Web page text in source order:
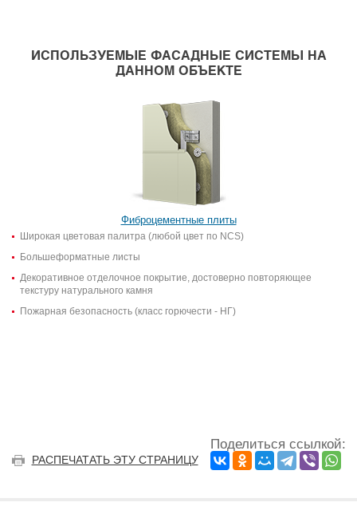
ИСПОЛЬЗУЕМЫЕ ФАСАДНЫЕ СИСТЕМЫ НА
ДАННОМ ОБЪЕКТЕ
Фиброцементные плиты
Широкая цветовая палитра (любой цвет по NCS)
Большеформатные листы
Декоративное отделочное покрытие, достоверно повторяющее
текстуру натурального камня
Пожарная безопасность (класс горючести - НГ)
РАСПЕЧАТАТЬ ЭТУ СТРАНИЦУ
Поделиться ссылкой: